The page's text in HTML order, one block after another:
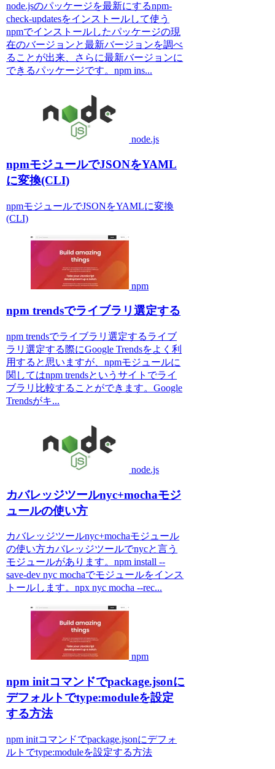
node.jsのパッケージを最新にするnpm-
check-updatesをインストールして使う
npmでインストールしたパッケージの現
在のバージョンと最新バージョンを調べ
ることが出来、さらに最新バージョンに
できるパッケージです。npm ins...
node.js
npmモジュールでJSONをYAML
に変換(CLI)
npmモジュールでJSONをYAMLに変換
(CLI)
npm
npm trendsでライブラリ選定する
npm trendsでライブラリ選定するライブ
ラリ選定する際にGoogle Trendsをよく利
用すると思いますが、npmモジュールに
関してはnpm trendsというサイトでライ
ブラリ比較することができます。Google
Trendsがキ...
node.js
カバレッジツールnyc+mochaモジ
ュールの使い方
カバレッジツールnyc+mochaモジュール
の使い方カバレッジツールでnycと言う
モジュールがあります。npm install --
save-dev nyc mochaでモジュールをインス
トールします。npx nyc mocha --rec...
npm
npm initコマンドでpackage.jsonに
デフォルトでtype:moduleを設定
する方法
npm initコマンドでpackage.jsonにデフォ
ルトでtype:moduleを設定する方法